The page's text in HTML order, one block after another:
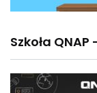
Szkoła